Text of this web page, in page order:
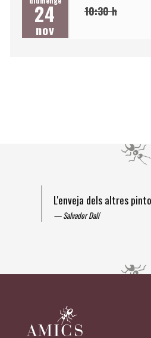
24
nov
10:30 h
L'enveja dels altres
Salvador Dalí